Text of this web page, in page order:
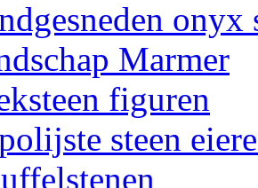
onyx
Marmer
figuren
steen